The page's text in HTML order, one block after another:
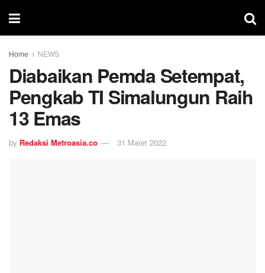
Home NEWS
Diabaikan Pemda Setempat,
Pengkab TI Simalungun Raih
13 Emas
by Redaksi Metroasia.co 31 Maret 2022